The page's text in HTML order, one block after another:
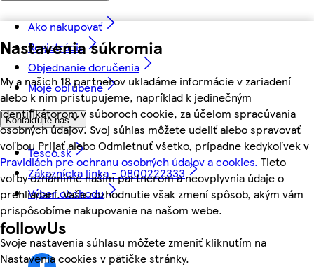
Nastavenia súkromia
My a našich 18 partnerov ukladáme informácie v zariadení
alebo k nim pristupujeme, napríklad k jedinečným
identifikátorom v súboroch cookie, za účelom spracúvania
osobných údajov. Svoj súhlas môžete udeliť alebo spravovať
voľbou Prijať alebo Odmietnuť všetko, prípadne kedykoľvek v
Pravidlách pre ochranu osobných údajov a cookies. Tieto
voľby oznámime našim partnerom a neovplyvnia údaje o
prehliadaní. Vaše rozhodnutie však zmení spôsob, akým vám
prispôsobíme nakupovanie na našom webe.
Svoje nastavenia súhlasu môžete zmeniť kliknutím na
Nastavenia cookies v pätičke stránky.
Ako nakupovať
Registrácia
Objednanie doručenia
Moje obľúbené
Kontaktujte nás
Tesco.sk
Zákaznícka linka - 0800222333
Výber obchodu
followUs